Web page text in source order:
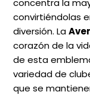
concentra la
convirtiéndolas
diversión. La
corazón de la
de esta
variedad de
que se